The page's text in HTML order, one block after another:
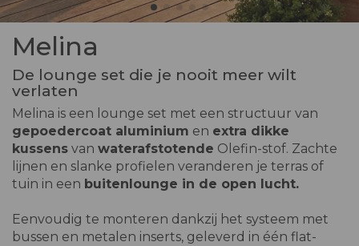
Melina
De lounge set die je nooit meer wilt
verlaten
Melina is een lounge set met een structuur van
gepoedercoat aluminium en extra dikke
kussens van waterafstotende Olefin-stof. Zachte
lijnen en slanke profielen veranderen je terras of
tuin in een buitenlounge in de open lucht.
Eenvoudig te monteren dankzij het systeem met
bussen en metalen inserts, geleverd in één flat-